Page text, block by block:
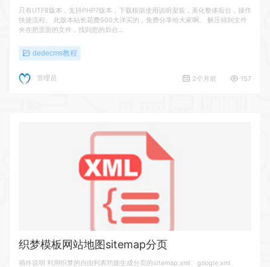
只有UTF8版本，支持PHP7版本，下载根据使用说明安装，美化整体后台，操作
快捷流程。 此版本站长花费500大洋买的，免费分享给大家啊。 解压得到文件
夹在把里面的文件，找到您的后台…
dedecms教程
管理员 2个月前 157
织梦模板网站地图sitemap分页
插件说明 利用织梦的自由列表功能生成分页的sitemap.xml、google.xml、